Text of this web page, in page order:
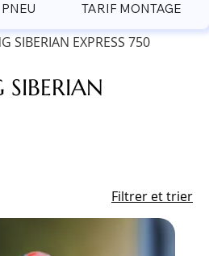
SIBERIAN EXPRESS 750
Filtrer et trier
PNEU TARIF MONTAGE